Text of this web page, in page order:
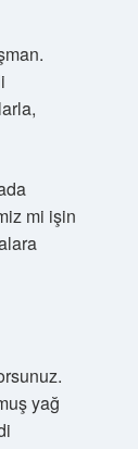
mi işin
yağ